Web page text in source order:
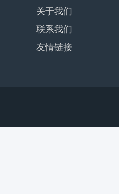
关于我们
联系我们
友情链接